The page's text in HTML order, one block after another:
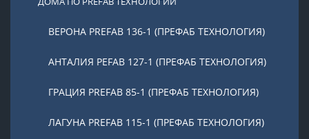
ВЕРОНА PREFAB 136-1 (ПРЕФАБ ТЕХНОЛОГИЯ)
АНТАЛИЯ PEFAB 127-1 (ПРЕФАБ ТЕХНОЛОГИЯ)
ГРАЦИЯ PREFAB 85-1 (ПРЕФАБ ТЕХНОЛОГИЯ)
ЛАГУНА PREFAB 115-1 (ПРЕФАБ ТЕХНОЛОГИЯ)